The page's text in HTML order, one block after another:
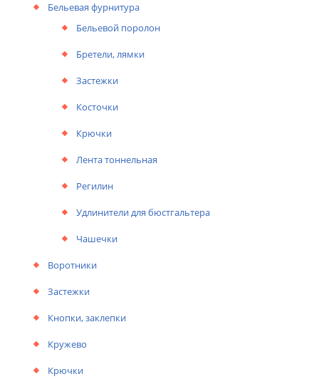
Бельевая фурнитура
Бельевой поролон
Бретели, лямки
Застежки
Косточки
Крючки
Лента тоннельная
Регилин
Удлинители для бюстгальтера
Чашечки
Воротники
Застежки
Кнопки, заклепки
Кружево
Крючки